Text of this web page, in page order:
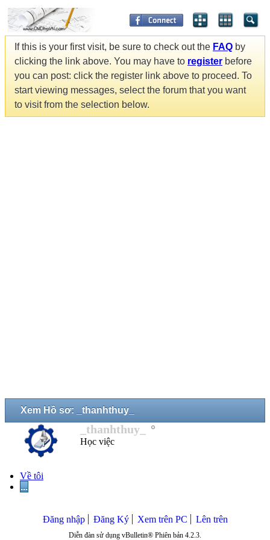
If this is your first visit, be sure to check out the FAQ by
clicking the link above. You may have to register before
you can post: click the register link above to proceed. To
start viewing messages, select the forum that you want
to visit from the selection below.
Xem Hồ sơ: _thanhthuy_
_thanhthuy_
Học việc
Về tôi
...
Đăng nhập Đăng Ký Xem trên PC Lên trên
Diễn đàn sử dụng vBulletin® Phiên bản 4.2.3.